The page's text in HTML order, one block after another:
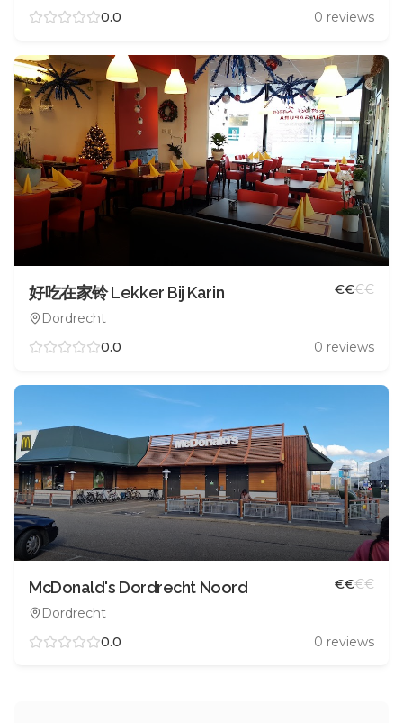
0.0
0 reviews
好吃在家铃 Lekker Bij Karin
Dordrecht
€€€€
0.0 0 reviews
McDonald's Dordrecht Noord
Dordrecht
€€€€
0.0 0 reviews